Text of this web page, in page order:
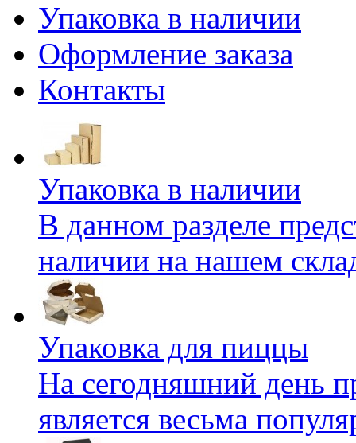
Упаковка в наличии
Оформление заказа
Контакты
Упаковка в наличии
В данном разделе
наличии на нашем
Упаковка для пиццы
На сегодняшний день
является весьма